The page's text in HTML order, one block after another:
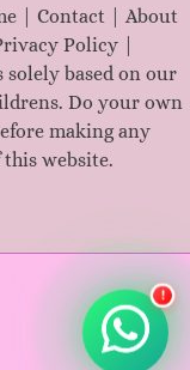
Contact
About
Policy|
based on our
Do your own
making any
website.
!